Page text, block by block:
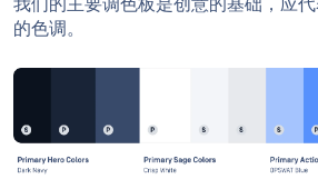
我们的主要调色板是创意的基础，应
的色调。